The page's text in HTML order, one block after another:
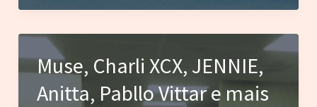
com
Robyn,
Ariana
Grande,
Tove
Muse, Charli XCX, JENNIE,
Anitta, Pabllo Vittar e mais